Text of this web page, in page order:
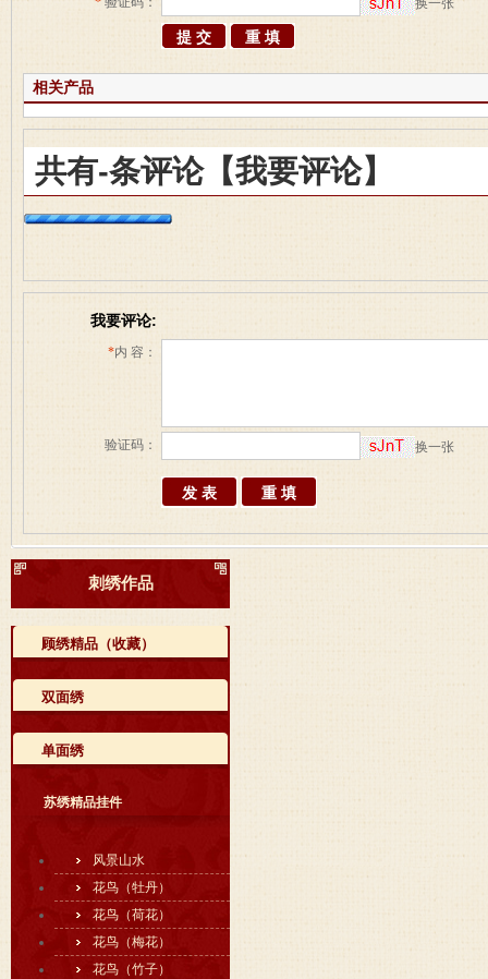
相关产品
共有-条评论【我要评论】
我要评论:
*内 容：
验证码： 换一张
刺绣作品
顾绣精品（收藏）
双面绣
单面绣
苏绣精品挂件
风景山水
花鸟（牡丹）
花鸟（荷花）
花鸟（梅花）
花鸟（竹子）